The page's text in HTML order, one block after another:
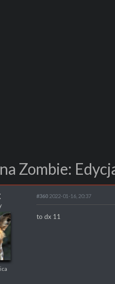
Zombie:
OrtegaX
Użytkownicy
Bractwo Gothica
#360 2022-01-16, 20:37
to dx 11